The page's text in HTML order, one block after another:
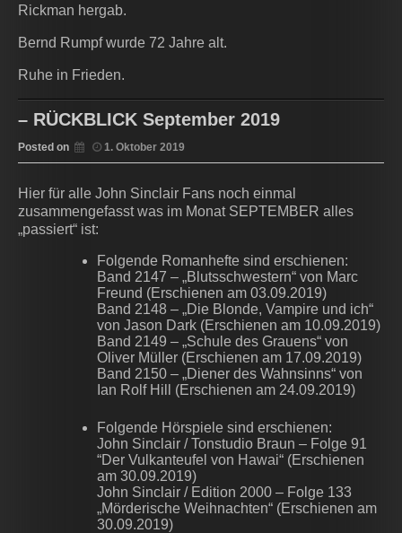
Rickman hergab.
Bernd Rumpf wurde 72 Jahre alt.
Ruhe in Frieden.
– RÜCKBLICK September 2019
Posted on 1. Oktober 2019
Hier für alle John Sinclair Fans noch einmal
zusammengefasst was im Monat SEPTEMBER alles
„passiert“ ist:
Folgende Romanhefte sind erschienen:
Band 2147 – „Blutsschwestern“ von Marc
Freund (Erschienen am 03.09.2019)
Band 2148 – „Die Blonde, Vampire und ich“
von Jason Dark (Erschienen am 10.09.2019)
Band 2149 – „Schule des Grauens“ von
Oliver Müller (Erschienen am 17.09.2019)
Band 2150 – „Diener des Wahnsinns“ von
Ian Rolf Hill (Erschienen am 24.09.2019)
Folgende Hörspiele sind erschienen:
John Sinclair / Tonstudio Braun – Folge 91
“Der Vulkanteufel von Hawai“ (Erschienen
am 30.09.2019)
John Sinclair / Edition 2000 – Folge 133
„Mörderische Weihnachten“ (Erschienen am
30.09.2019)